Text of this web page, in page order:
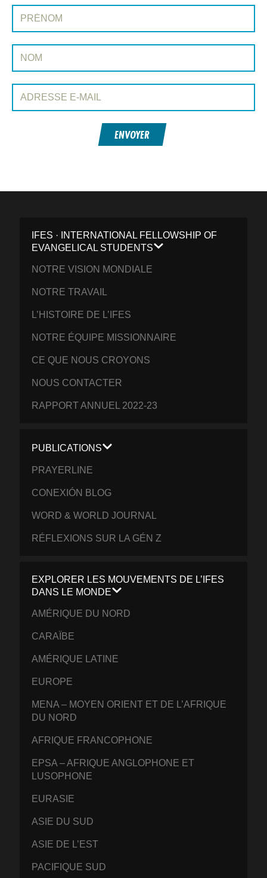
INSCRIVEZ-VOUS À CONEXIÓN
Prénom:
Nom:
Adresse e-mail:
ENVOYER
IFES · INTERNATIONAL FELLOWSHIP OF
EVANGELICAL STUDENTS
NOTRE VISION MONDIALE
NOTRE TRAVAIL
L’HISTOIRE DE L’IFES
NOTRE ÉQUIPE MISSIONNAIRE
CE QUE NOUS CROYONS
NOUS CONTACTER
RAPPORT ANNUEL 2022-23
PUBLICATIONS
PRAYERLINE
CONEXIÓN BLOG
WORD & WORLD JOURNAL
RÉFLEXIONS SUR LA GÉN Z
EXPLORER LES MOUVEMENTS DE L’IFES
DANS LE MONDE
AMÉRIQUE DU NORD
CARAÏBE
AMÉRIQUE LATINE
EUROPE
MENA – MOYEN ORIENT ET DE L’AFRIQUE
DU NORD
AFRIQUE FRANCOPHONE
EPSA – AFRIQUE ANGLOPHONE ET
LUSOPHONE
EURASIE
ASIE DU SUD
ASIE DE L’EST
PACIFIQUE SUD